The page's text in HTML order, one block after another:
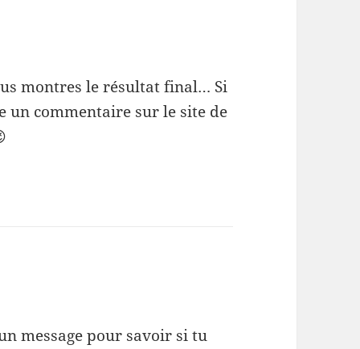
montres le résultat final… Si
un commentaire sur le site de
message pour savoir si tu